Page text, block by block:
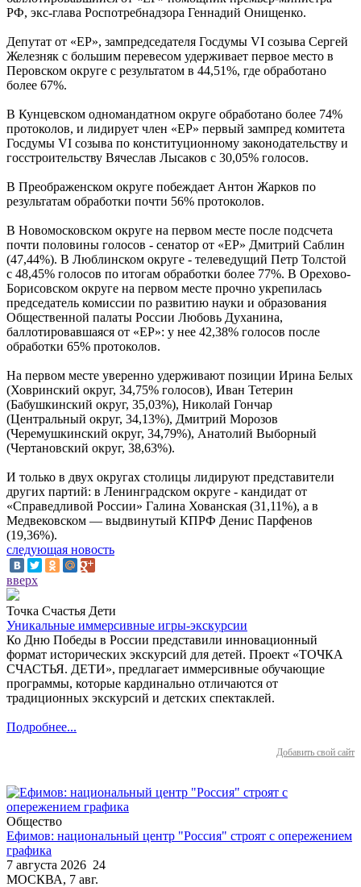
РФ, экс-глава Роспотребнадзора Геннадий Онищенко.
Депутат от «ЕР», зампредседателя Госдумы VI созыва Сергей
Железняк с большим перевесом удерживает первое место в
Перовском округе с результатом в 44,51%, где обработано
более 67%.
В Кунцевском одномандатном округе обработано более 74%
протоколов, и лидирует член «ЕР» первый зампред комитета
Госдумы VI созыва по конституционному законодательству и
госстроительству Вячеслав Лысаков с 30,05% голосов.
В Преображенском округе побеждает Антон Жарков по
результатам обработки почти 56% протоколов.
В Новомосковском округе на первом месте после подсчета
почти половины голосов - сенатор от «ЕР» Дмитрий Саблин
(47,44%). В Люблинском округе - телеведущий Петр Толстой
с 48,45% голосов по итогам обработки более 77%. В Орехово-
Борисовском округе на первом месте прочно укрепилась
председатель комиссии по развитию науки и образования
Общественной палаты России Любовь Духанина,
баллотировавшаяся от «ЕР»: у нее 42,38% голосов после
обработки 65% протоколов.
На первом месте уверенно удерживают позиции Ирина Белых
(Ховринский округ, 34,75% голосов), Иван Тетерин
(Бабушкинский округ, 35,03%), Николай Гончар
(Центральный округ, 34,13%), Дмитрий Морозов
(Черемушкинский округ, 34,79%), Анатолий Выборный
(Чертановский округ, 38,63%).
И только в двух округах столицы лидируют представители
других партий: в Ленинградском округе - кандидат от
«Справедливой России» Галина Хованская (31,11%), а в
Медвековском — выдвинутый КПРФ Денис Парфенов
(19,36%).
следующая новость
вверх
Точка Счастья Дети
Уникальные иммерсивные игры-экскурсии
Ко Дню Победы в России представили инновационный
формат исторических экскурсий для детей. Проект «ТОЧКА
СЧАСТЬЯ. ДЕТИ», предлагает иммерсивные обучающие
программы, которые кардинально отличаются от
традиционных экскурсий и детских спектаклей.
Подробнее...
Добавить свой сайт
Общество
Ефимов: национальный центр "Россия" строят с опережением
графика
7 августа 2026 24
МОСКВА, 7 авг.